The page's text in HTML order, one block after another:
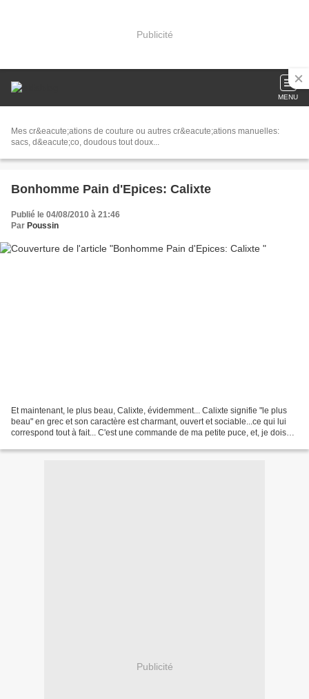
Publicité
MENU
Mes cr&eacute;ations de couture ou autres cr&eacute;ations manuelles:
sacs, d&eacute;co, doudous tout doux...
Bonhomme Pain d'Epices: Calixte
Publié le 04/08/2010 à 21:46
Par Poussin
Et maintenant, le plus beau, Calixte, évidemment... Calixte signifie "le plus
beau" en grec et son caractère est charmant, ouvert et sociable...ce qui lui
correspond tout à fait... C'est une commande de ma petite puce, et, je dois
Publicité